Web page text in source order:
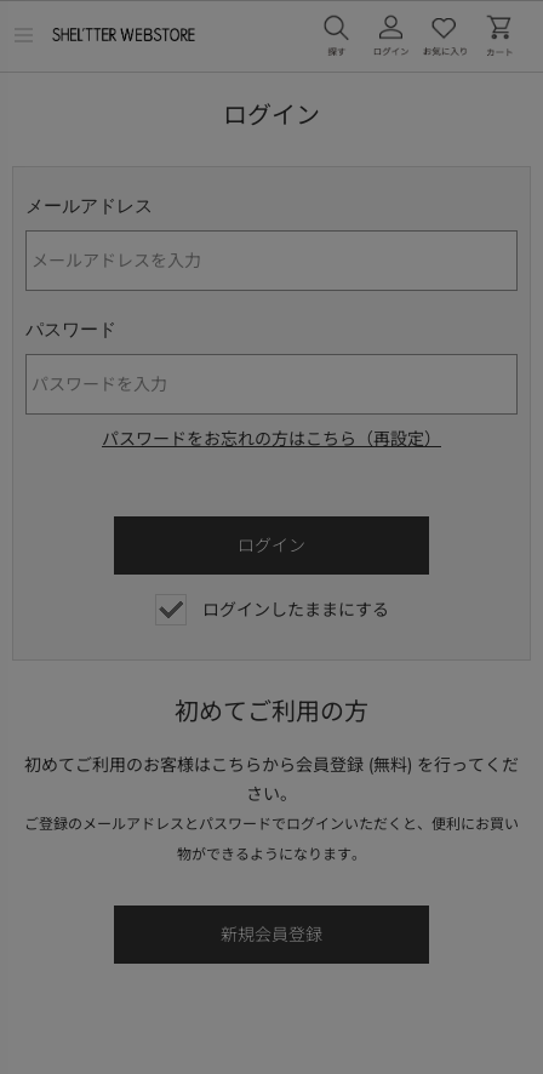
ログイン
メールアドレス
パスワード
パスワードをお忘れの方はこちら（再設定）
ログインしたままにする
初めてご利用の方
初めてご利用のお客様はこちらから会員登録 (無料) を行ってくだ
さい。
ご登録のメールアドレスとパスワードでログインいただくと、便利にお買い
物ができるようになります。